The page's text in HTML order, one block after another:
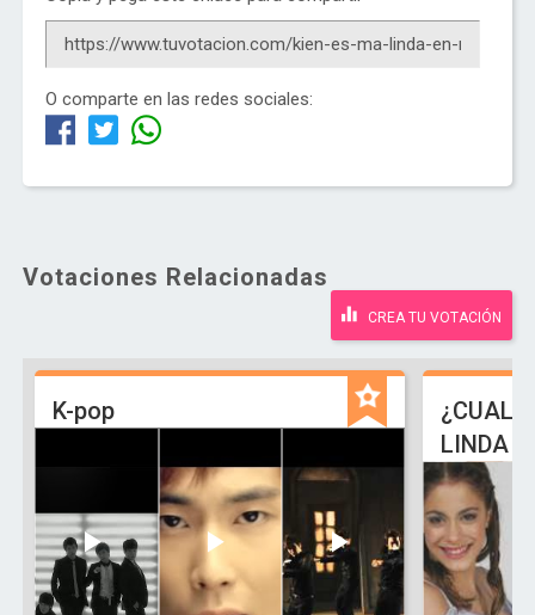
O comparte en las redes sociales:
Votaciones Relacionadas
CREA TU VOTACIÓN
K-pop
¿CUAL
LINDA